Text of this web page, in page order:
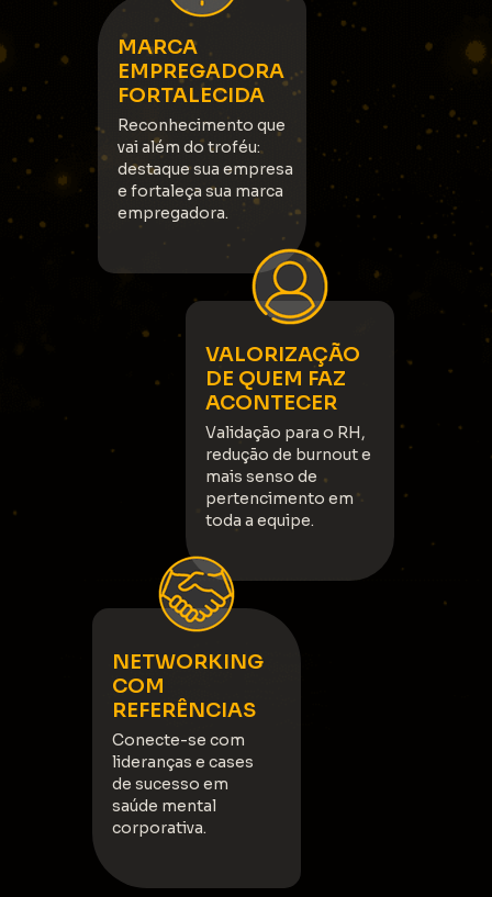
Reconhecimento que
vai além do troféu:
destaque sua empresa
e fortaleça sua marca
empregadora.
MARCA
EMPREGADORA
FORTALECIDA
Conecte-se com
lideranças e cases
de sucesso em
saúde mental
corporativa.
NETWORKING
COM
REFERÊNCIAS
Validação para o RH,
redução de burnout e
mais senso de
pertencimento em
toda a equipe.
VALORIZAÇÃO
DE QUEM FAZ
ACONTECER